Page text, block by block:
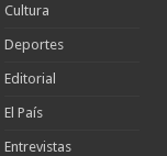
Cultura
Deportes
Editorial
El País
Entrevistas